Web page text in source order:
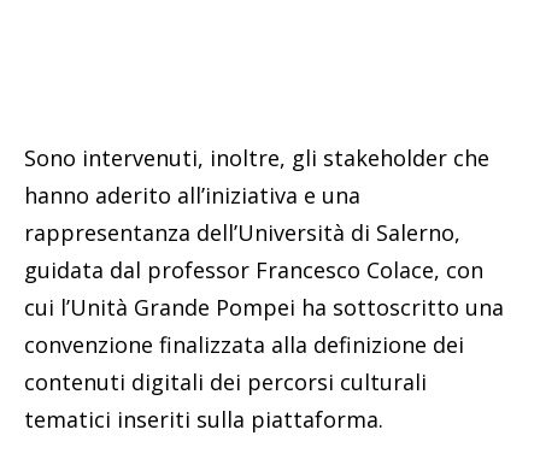
Sono intervenuti, inoltre, gli stakeholder che
hanno aderito all’iniziativa e una
rappresentanza dell’Università di Salerno,
guidata dal professor Francesco Colace, con
cui l’Unità Grande Pompei ha sottoscritto una
convenzione finalizzata alla definizione dei
contenuti digitali dei percorsi culturali
tematici inseriti sulla piattaforma.